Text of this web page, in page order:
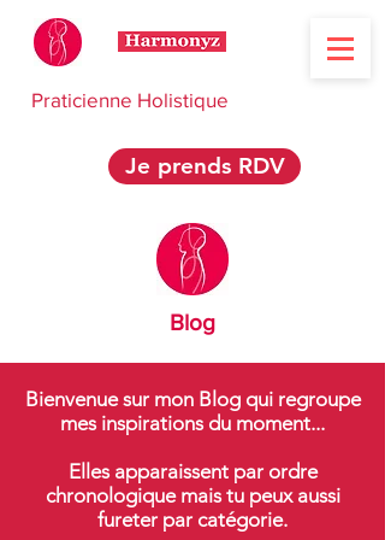
Je prends RDV
Praticienne Holistique
Blog
Bienvenue sur mon Blog qui regroupe
mes inspirations du moment...
Elles apparaissent par ordre
chronologique mais tu peux aussi
fureter par catégorie.